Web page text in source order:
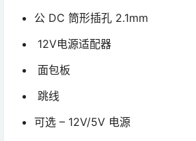
公 DC 筒形插孔 2.1mm
12V电源适配器
面包板
跳线
可选 – 12V/5V 电源